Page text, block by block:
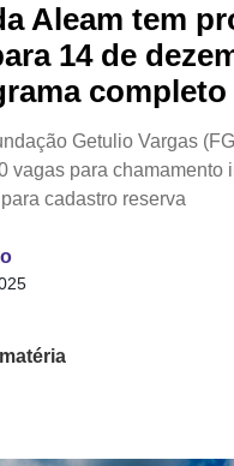
Aleam tem
14 de
completo
Getulio Vargas
vagas para chamamento
cadastro reserva